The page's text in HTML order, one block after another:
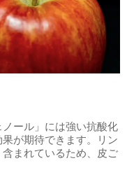
ール」には強い抗酸化
が期待できます。リン
まれているため、皮ご